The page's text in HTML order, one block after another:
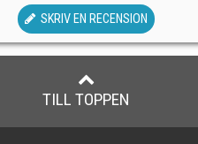
SKRIV EN RECENSION
TILL TOPPEN